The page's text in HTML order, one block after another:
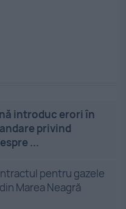
introduc erori în
privind
...
pentru gazele
Marea Neagră